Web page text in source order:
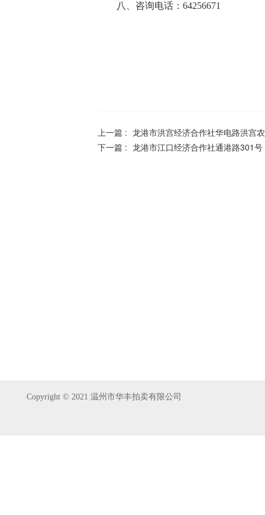
八、 咨询电话： 64256671
上一篇 : 龙港市洪宫经济合作社华电路洪宫
下一篇 : 龙港市江口经济合作社通港路301
Copyright © 2021 温州市华丰拍卖有限公司